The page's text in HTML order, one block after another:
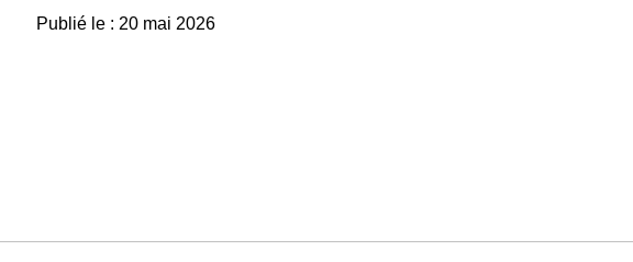
Publié le : 20 mai 2026